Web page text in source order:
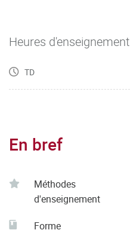
Heures d'enseignement
TD
En bref
Méthodes
d'enseignement
Forme